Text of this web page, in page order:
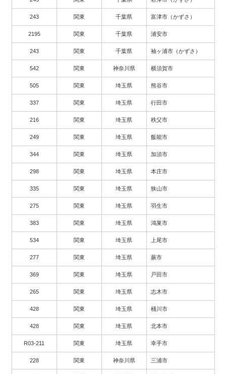
243 関東 千葉県 富津市（かずさ）
2195 関東 千葉県 浦安市
243 関東 千葉県 袖ヶ浦市（かずさ）
542 関東 神奈川県 横須賀市
505 関東 埼玉県 熊谷市
337 関東 埼玉県 行田市
216 関東 埼玉県 秩父市
249 関東 埼玉県 飯能市
344 関東 埼玉県 加須市
298 関東 埼玉県 本庄市
335 関東 埼玉県 狭山市
275 関東 埼玉県 羽生市
383 関東 埼玉県 鴻巣市
534 関東 埼玉県 上尾市
277 関東 埼玉県 蕨市
369 関東 埼玉県 戸田市
265 関東 埼玉県 志木市
428 関東 埼玉県 桶川市
428 関東 埼玉県 北本市
R03-211 関東 埼玉県 幸手市
228 関東 神奈川県 三浦市